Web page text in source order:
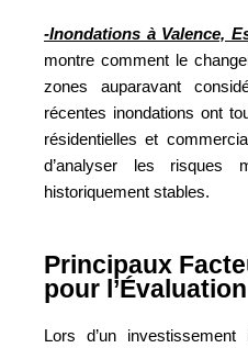
-Inondations à Valence,
montre comment le
zones auparavant
récentes inondations ont
résidentielles et
d’analyser les risques
historiquement stables.
Principaux
pour
Lors d’un